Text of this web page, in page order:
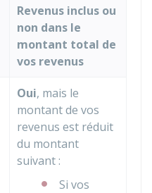
Revenus inclus ou
non dans le
montant total de
vos revenus
Oui, mais le
montant de vos
revenus est réduit
du montant
suivant :
Si vos